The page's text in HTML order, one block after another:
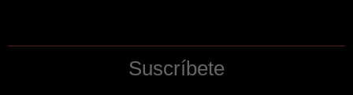
Suscríbete